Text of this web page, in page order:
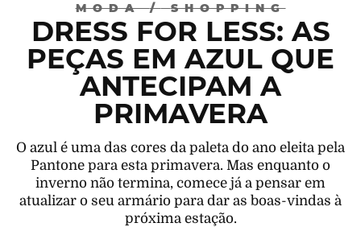
MODA/ SHOPPING
DRESS FOR LESS: AS
PEÇAS EM AZUL QUE
ANTECIPAM A
PRIMAVERA
O azul é uma das cores da paleta do ano eleita pela
Pantone para esta primavera. Mas enquanto o
inverno não termina, comece já a pensar em
atualizar o seu armário para dar as boas-vindas à
próxima estação.